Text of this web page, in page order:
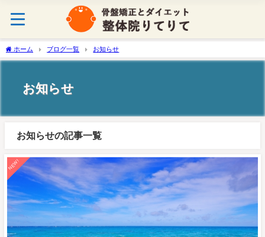
ホーム ブログ一覧 お知らせ
お知らせ
お知らせの記事一覧
NEW!